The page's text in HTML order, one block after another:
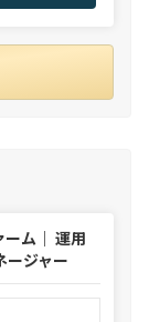
ム｜ 運用
ージャー